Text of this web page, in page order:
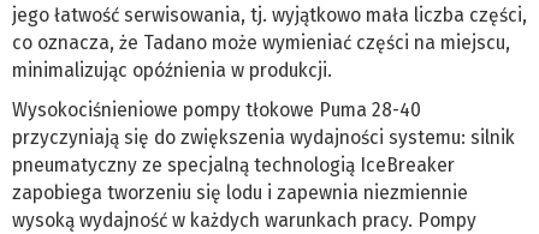
jego łatwość serwisowania, tj. wyjątkowo mała liczba części,
co oznacza, że Tadano może wymieniać części na miejscu,
minimalizując opóźnienia w produkcji.
Wysokociśnieniowe pompy tłokowe Puma 28-40
przyczyniają się do zwiększenia wydajności systemu: silnik
pneumatyczny ze specjalną technologią IceBreaker
zapobiega tworzeniu się lodu i zapewnia niezmiennie
wysoką wydajność w każdych warunkach pracy. Pompy